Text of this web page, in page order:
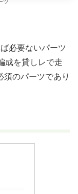
ツ
必要ないパーツ
成を貸しレで走
須のパーツであり